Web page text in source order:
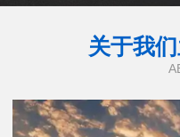
关于我